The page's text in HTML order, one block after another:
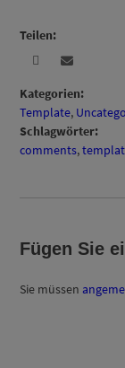
Teilen:
Kategorien:
Template,
Schlagwörter:
comments,
Fügen Sie
Sie müssen